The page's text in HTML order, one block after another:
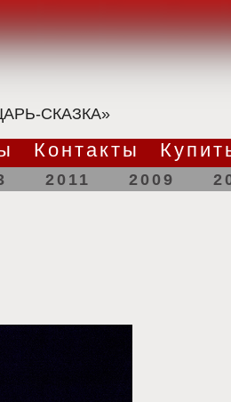
СКАЗКА»
Контакты
2011 2009